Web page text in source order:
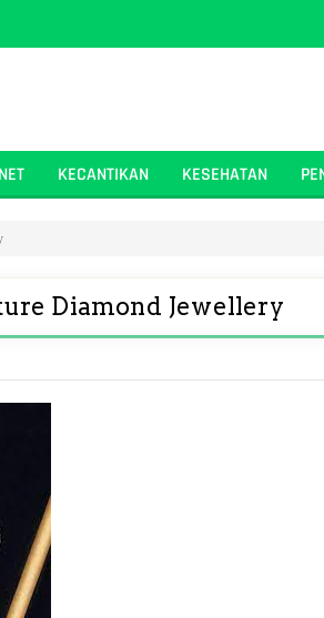
KECANTIKAN KESEHATAN
Diamond Jewellery